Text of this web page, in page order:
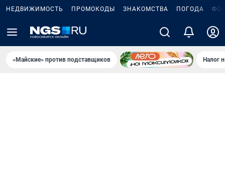
НЕДВИЖИМОСТЬ ПРОМОКОДЫ ЗНАКОМСТВА ПОГОДА
«Майские» против подставщиков Налог